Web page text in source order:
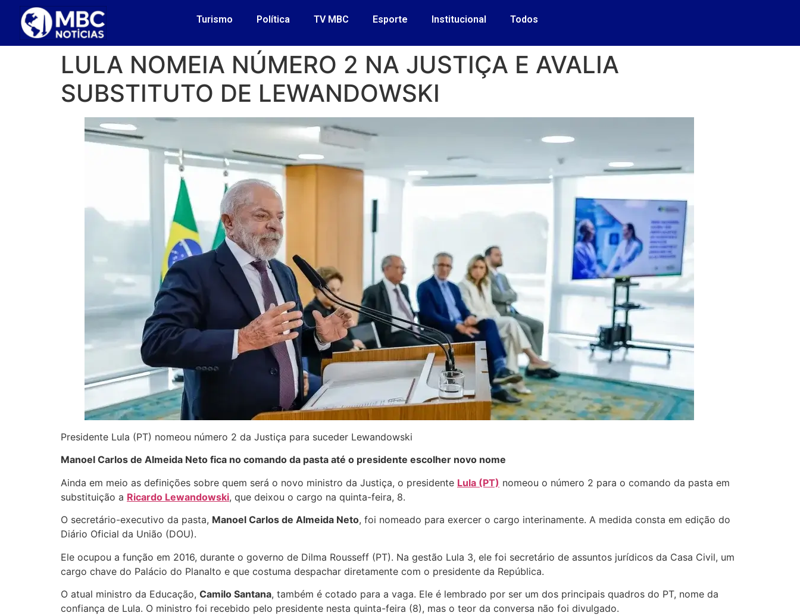
Turismo Política TV MBC Esporte Institucional Todos
LULA NOMEIA NÚMERO 2 NA JUSTIÇA E AVALIA
SUBSTITUTO DE LEWANDOWSKI
Presidente Lula (PT) nomeou número 2 da Justiça para suceder Lewandowski
Manoel Carlos de Almeida Neto fica no comando da pasta até o presidente escolher novo nome
Ainda em meio as definições sobre quem será o novo ministro da Justiça, o presidente Lula (PT) nomeou o número 2 para o comando da pasta em
substituição a Ricardo Lewandowski, que deixou o cargo na quinta-feira, 8.
O secretário-executivo da pasta, Manoel Carlos de Almeida Neto, foi nomeado para exercer o cargo interinamente. A medida consta em edição do
Diário Oficial da União (DOU).
Ele ocupou a função em 2016, durante o governo de Dilma Rousseff (PT). Na gestão Lula 3, ele foi secretário de assuntos jurídicos da Casa Civil, um
cargo chave do Palácio do Planalto e que costuma despachar diretamente com o presidente da República.
O atual ministro da Educação, Camilo Santana, também é cotado para a vaga. Ele é lembrado por ser um dos principais quadros do PT, nome da
confiança de Lula. O ministro foi recebido pelo presidente nesta quinta-feira (8), mas o teor da conversa não foi divulgado.